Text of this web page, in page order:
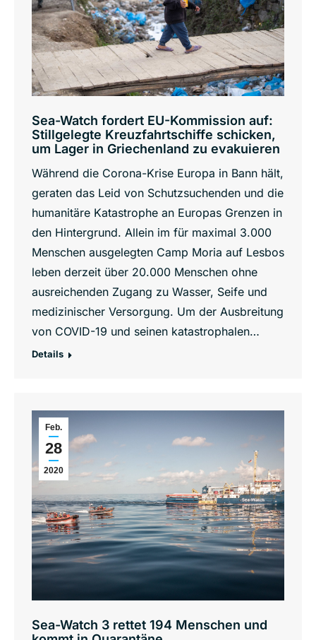
Sea-Watch fordert EU-Kommission auf:
Stillgelegte Kreuzfahrtschiffe schicken,
um Lager in Griechenland zu evakuieren
Während die Corona-Krise Europa in Bann hält,
geraten das Leid von Schutzsuchenden und die
humanitäre Katastrophe an Europas Grenzen in
den Hintergrund. Allein im für maximal 3.000
Menschen ausgelegten Camp Moria auf Lesbos
leben derzeit über 20.000 Menschen ohne
ausreichenden Zugang zu Wasser, Seife und
medizinischer Versorgung. Um der Ausbreitung
von COVID-19 und seinen katastrophalen…
Details
Feb.
28
2020
Sea-Watch 3 rettet 194 Menschen und